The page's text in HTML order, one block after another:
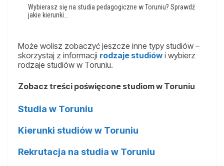
Wybierasz się na studia pedagogiczne w Toruniu? Sprawdź
jakie kierunki…
Może wolisz zobaczyć jeszcze inne typy studiów –
skorzystaj z informacji rodzaje studiów i wybierz
rodzaje studiów w Toruniu.
Zobacz treści poświęcone studiom w Toruniu
Studia w Toruniu
Kierunki studiów w Toruniu
Rekrutacja na studia w Toruniu